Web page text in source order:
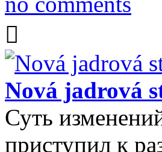
Nová jadrová
Суть
приступил к